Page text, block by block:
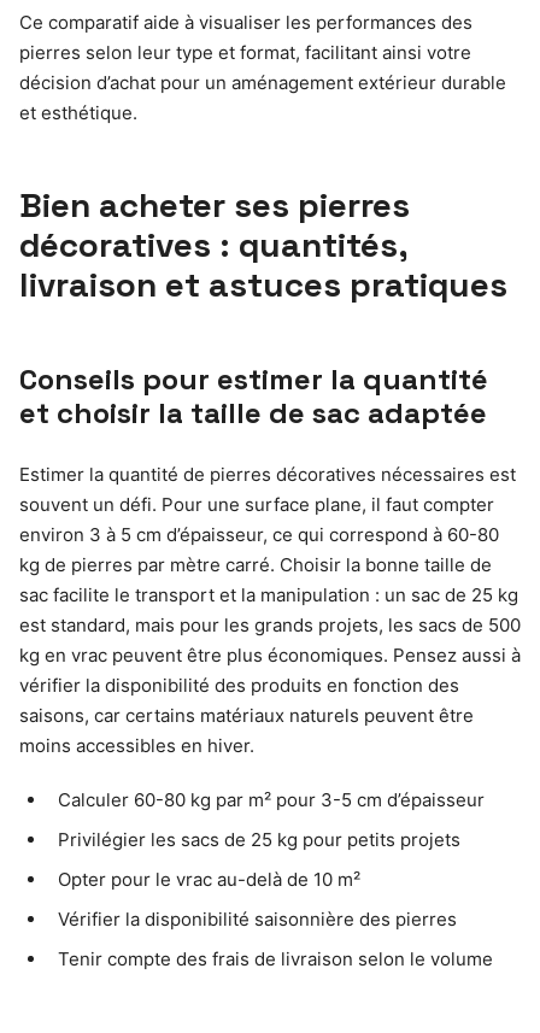
Ce comparatif aide à visualiser les performances des
pierres selon leur type et format, facilitant ainsi votre
décision d’achat pour un aménagement extérieur durable
et esthétique.
Bien acheter ses pierres
décoratives : quantités,
livraison et astuces pratiques
Conseils pour estimer la quantité
et choisir la taille de sac adaptée
Estimer la quantité de pierres décoratives nécessaires est
souvent un défi. Pour une surface plane, il faut compter
environ 3 à 5 cm d’épaisseur, ce qui correspond à 60-80
kg de pierres par mètre carré. Choisir la bonne taille de
sac facilite le transport et la manipulation : un sac de 25 kg
est standard, mais pour les grands projets, les sacs de 500
kg en vrac peuvent être plus économiques. Pensez aussi à
vérifier la disponibilité des produits en fonction des
saisons, car certains matériaux naturels peuvent être
moins accessibles en hiver.
Calculer 60-80 kg par m² pour 3-5 cm d’épaisseur
Privilégier les sacs de 25 kg pour petits projets
Opter pour le vrac au-delà de 10 m²
Vérifier la disponibilité saisonnière des pierres
Tenir compte des frais de livraison selon le volume